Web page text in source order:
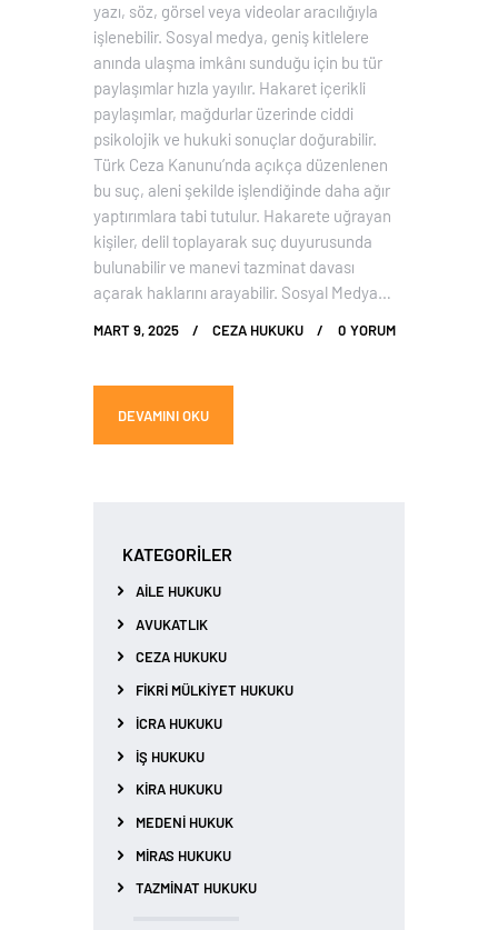
yazı, söz, görsel veya videolar aracılığıyla
işlenebilir. Sosyal medya, geniş kitlelere
anında ulaşma imkânı sunduğu için bu tür
paylaşımlar hızla yayılır. Hakaret içerikli
paylaşımlar, mağdurlar üzerinde ciddi
psikolojik ve hukuki sonuçlar doğurabilir.
Türk Ceza Kanunu’nda açıkça düzenlenen
bu suç, aleni şekilde işlendiğinde daha ağır
yaptırımlara tabi tutulur. Hakarete uğrayan
kişiler, delil toplayarak suç duyurusunda
bulunabilir ve manevi tazminat davası
açarak haklarını arayabilir. Sosyal Medya…
MART 9, 2025 CEZA HUKUKU 0 YORUM
DEVAMINI OKU
KATEGORILER
AILE HUKUKU
AVUKATLIK
CEZA HUKUKU
FIKRI MÜLKIYET HUKUKU
İCRA HUKUKU
İŞ HUKUKU
KIRA HUKUKU
MEDENI HUKUK
MIRAS HUKUKU
TAZMINAT HUKUKU